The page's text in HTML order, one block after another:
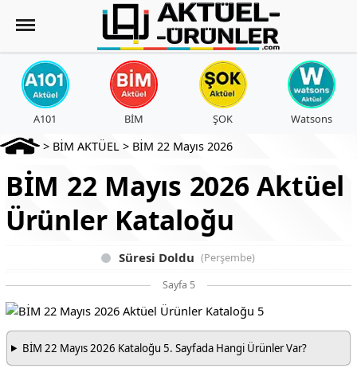
A101 BİM ŞOK Watsons
> BİM AKTÜEL > BİM 22 Mayıs 2026
BİM 22 Mayıs 2026 Aktüel
Ürünler Kataloğu
Süresi Doldu (Perşembe)
Sayfa 5
BİM 22 Mayıs 2026 Kataloğu 5. Sayfada Hangi Ürünler Var?